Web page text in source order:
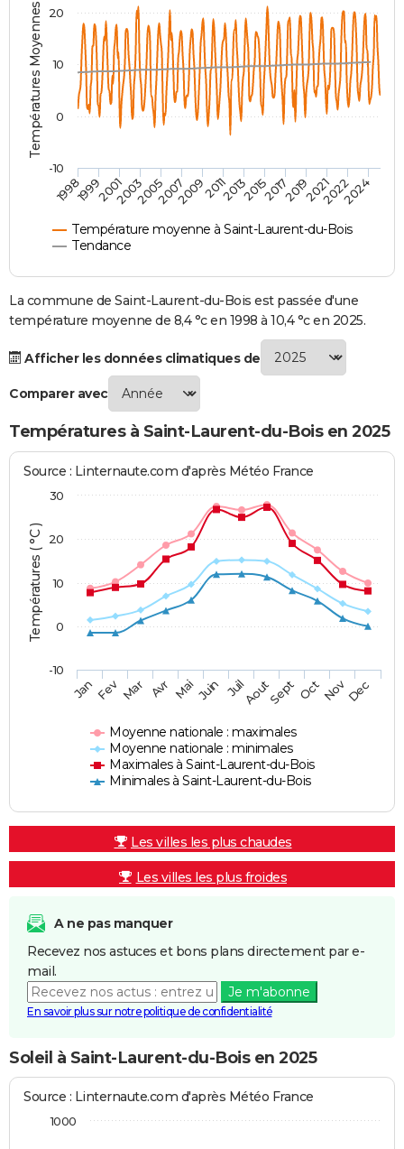
Destinations
City break
Voyage nature
Voyage de noces
Forum
Climat
PHOTO
GUIDES D'ACHAT
BONS PLANS
CARTE DE VOEUX
Carte de Noël
Carte Bonne année
Carte Saint-Valentin
Carte Pâques
Carte d'anniversaire
DICTIONNAIRE
Dictionnaire
Biographies
Citations
Expressions
Proverbes
PROGRAMME TV
COPAINS D'AVANT
S'inscrire
Se connecter
Lycées
Collèges
Primaires
Universités
Entreprises
Service militaire
Avis de recherche
AVIS DE DÉCÈS
FORUM
Températures Moyennes ( °C )
Température moyenne à Saint-Laurent-du-Bois
Tendance
199819992001200320052007200920112013201520172019202120222024
-10
0
10
20
La commune de Saint-Laurent-du-Bois est passée d'une
température moyenne de 8,4 °c en 1998 à 10,4 °c en 2025.
Afficher les données climatiques de
Comparer avec
Températures à Saint-Laurent-du-Bois en 2025
Températures ( °C )
Source : Linternaute.com d'après Météo France
Moyenne nationale : maximales
Moyenne nationale : minimales
Maximales à Saint-Laurent-du-Bois
Minimales à Saint-Laurent-du-Bois
JanFev Mar Avr MaiJuin JuilAoutSept OctNovDec
-10
0
10
20
30
Les villes les plus chaudes
Les villes les plus froides
A ne pas manquer
Recevez nos astuces et bons plans directement par e-
mail.
Je m'abonne
En savoir plus sur notre politique de confidentialité
Soleil à Saint-Laurent-du-Bois en 2025
Source : Linternaute.com d'après Météo France
1000